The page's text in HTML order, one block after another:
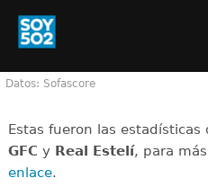
Datos: Sofascore
Estas fueron las
GFC y Real Estelí, para
enlace.